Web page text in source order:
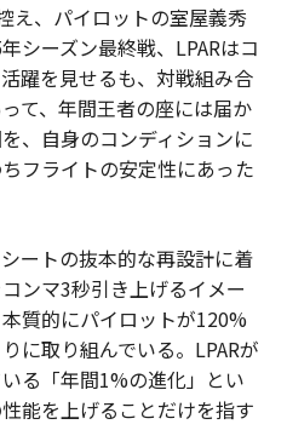
え、パイロットの室屋義秀
シーズン最終戦、LPARはコ
躍を見せるも、対戦組み合
て、年間王者の座には届か
、自身のコンディションに
フライトの安定性にあった
ートの抜本的な再設計に着
ンマ3秒引き上げるイメー
質的にパイロットが120%
に取り組んでいる。LPARが
る「年間1%の進化」とい
能を上げることだけを指す